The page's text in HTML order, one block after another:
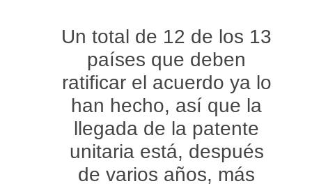
Un total de 12 de los 13
países que deben
ratificar el acuerdo ya lo
han hecho, así que la
llegada de la patente
unitaria está, después
de varios años, más